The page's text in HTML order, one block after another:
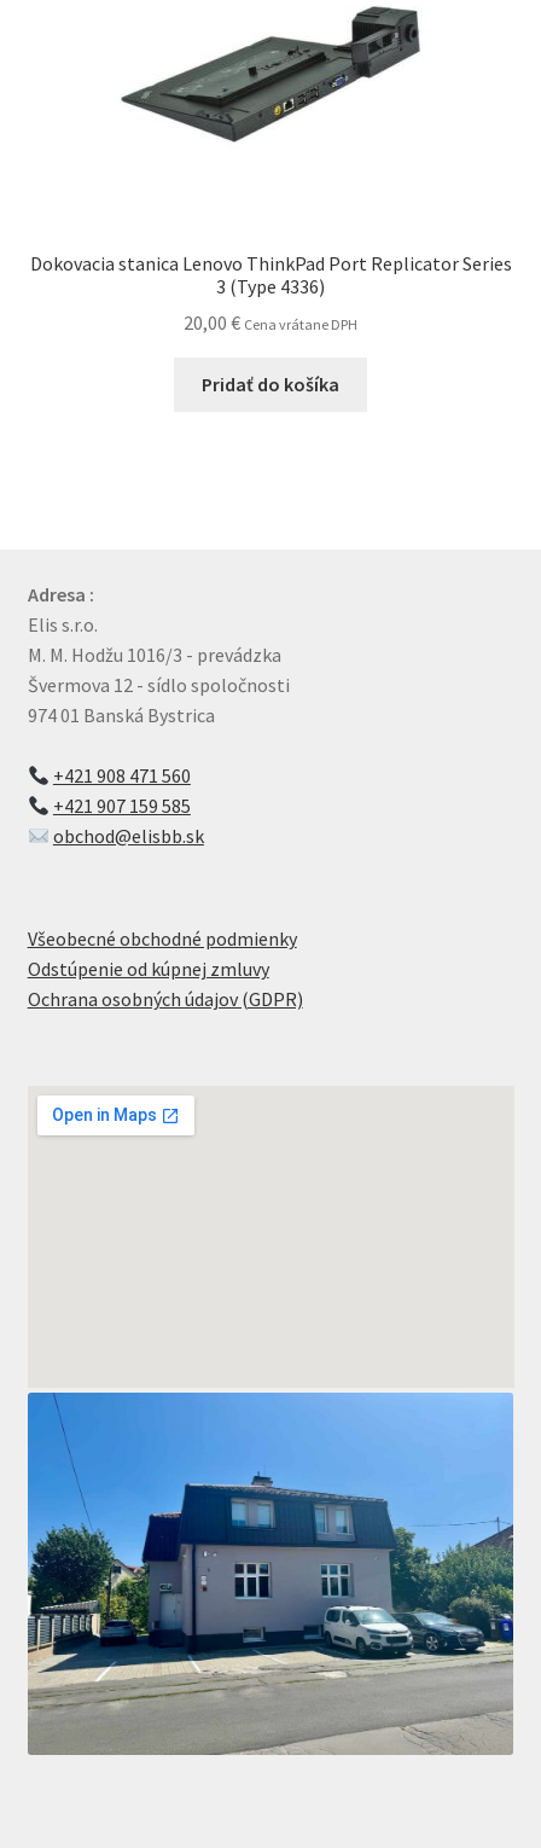
Dokovacia stanica Lenovo ThinkPad Port Replicator Series
3 (Type 4336)
20,00 € Cena vrátane DPH
Pridať do košíka
Adresa :
Elis s.r.o.
M. M. Hodžu 1016/3 - prevádzka
Švermova 12 - sídlo spoločnosti
974 01 Banská Bystrica
+421 908 471 560
+421 907 159 585
obchod@elisbb.sk
Všeobecné obchodné podmienky
Odstúpenie od kúpnej zmluvy
Ochrana osobných údajov (GDPR)